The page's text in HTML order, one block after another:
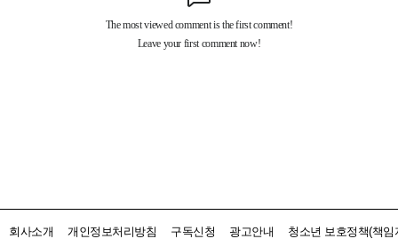
회사소개 개인정보처리방침 구독신청 광고안내 청소년 보호정책(책임